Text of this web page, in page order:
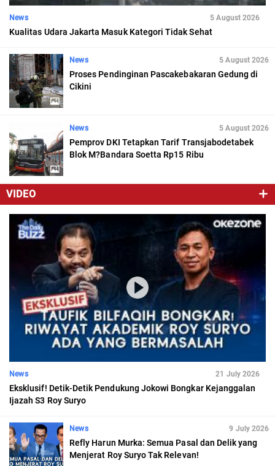
News 5 August 2026
Kualitas Udara Jakarta Masuk Kategori Tidak Sehat
News 5 August 2026
Proses Pendinginan Pascakebakaran Gedung di
Cikini
News 5 August 2026
Pemprov DKI Tetapkan Tarif Transjabodetabek
Blok M?Bandara Soetta Rp15 Ribu
VIDEO
News 21 July 2026
Eksklusif! Detik-Detik Pendukung Jokowi Bongkar Kejanggalan
Ijazah S3 Roy Suryo
News 9 July 2026
Refly Harun Murka: Semua Pasal dan Delik yang
Menjerat Roy Suryo Tak Relevan!